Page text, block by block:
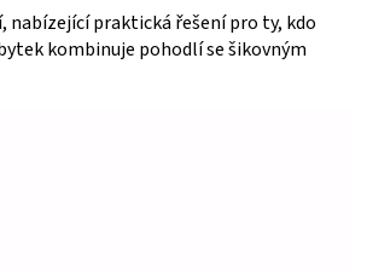
praktická řešení pro ty, kdo
kombinuje pohodlí se šikovným